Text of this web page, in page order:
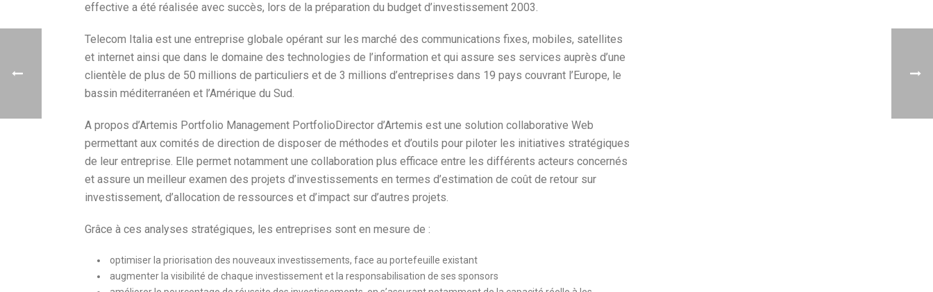
effective a été réalisée avec succès, lors de la préparation du budget d’investissement 2003.
Telecom Italia est une entreprise globale opérant sur les marché des communications fixes, mobiles, satellites
et internet ainsi que dans le domaine des technologies de l’information et qui assure ses services auprès d’une
clientèle de plus de 50 millions de particuliers et de 3 millions d’entreprises dans 19 pays couvrant l’Europe, le
bassin méditerranéen et l’Amérique du Sud.
A propos d’Artemis Portfolio Management PortfolioDirector d’Artemis est une solution collaborative Web
permettant aux comités de direction de disposer de méthodes et d’outils pour piloter les initiatives stratégiques
de leur entreprise. Elle permet notamment une collaboration plus efficace entre les différents acteurs concernés
et assure un meilleur examen des projets d’investissements en termes d’estimation de coût de retour sur
investissement, d’allocation de ressources et d’impact sur d’autres projets.
Grâce à ces analyses stratégiques, les entreprises sont en mesure de :
optimiser la priorisation des nouveaux investissements, face au portefeuille existant
augmenter la visibilité de chaque investissement et la responsabilisation de ses sponsors